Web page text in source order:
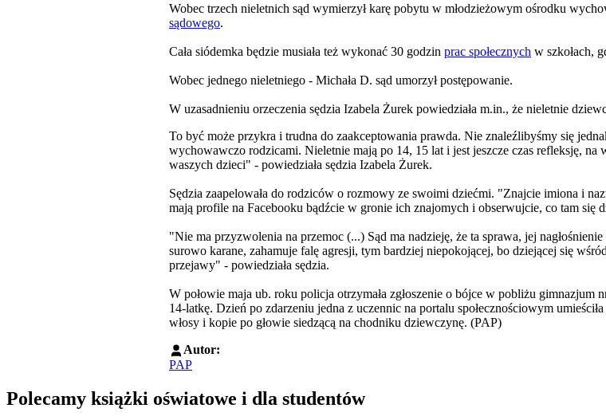
Wobec trzech nieletnich sąd wymierzył karę pobytu w młodzieżowym ośrodku
sądowego.
Cała siódemka będzie musiała też wykonać 30 godzin prac społecznych w szkołach,
Wobec jednego nieletniego - Michała D. sąd umorzył postępowanie.
W uzasadnieniu orzeczenia sędzia Izabela Żurek powiedziała m.in., że nieletnie
To być może przykra i trudna do zaakceptowania prawda. Nie znaleźlibyśmy się
wychowawczo rodzicami. Nieletnie mają po 14, 15 lat i jest jeszcze czas refleksję,
waszych dzieci" - powiedziała sędzia Izabela Żurek.
Sędzia zaapelowała do rodziców o rozmowy ze swoimi dziećmi. "Znajcie imiona i
mają profile na Facebooku bądźcie w gronie ich znajomych i obserwujcie, co tam się
"Nie ma przyzwolenia na przemoc (...) Sąd ma nadzieję, że ta sprawa, jej
surowo karane, zahamuje falę agresji, tym bardziej niepokojącej, bo dziejącej się
przejawy" - powiedziała sędzia.
W połowie maja ub. roku policja otrzymała zgłoszenie o bójce w pobliżu gimnazjum
14-latkę. Dzień po zdarzeniu jedna z uczennic na portalu społecznościowym
włosy i kopie po głowie siedzącą na chodniku dziewczynę. (PAP)
Autor:
PAP
Polecamy książki oświatowe i dla studentów